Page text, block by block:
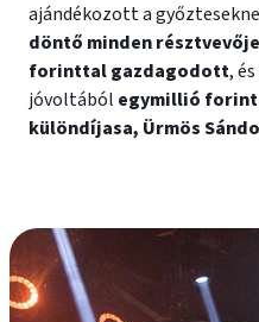
ajándékozott a
döntő minden
forinttal gazdagodott,
jóvoltából egymillió
különdíjasa, Ürmös